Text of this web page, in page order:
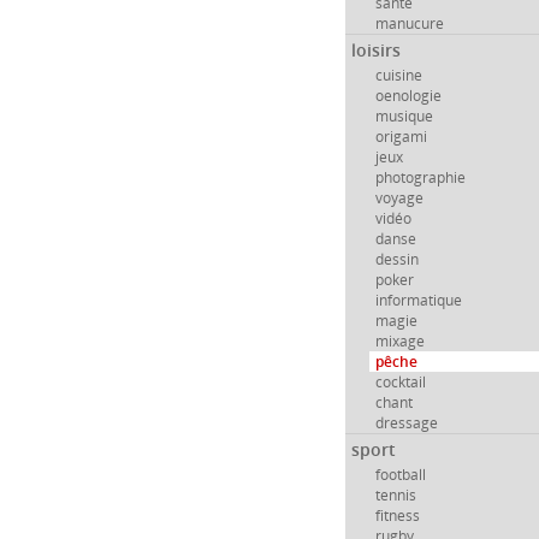
manucure
loisirs
cuisine
oenologie
musique
origami
jeux
photographie
voyage
vidéo
danse
dessin
poker
informatique
magie
mixage
pêche
cocktail
chant
dressage
sport
football
tennis
fitness